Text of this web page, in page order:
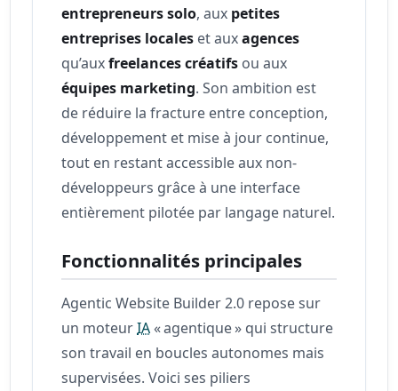
entrepreneurs solo, aux petites
entreprises locales et auxagences
qu’auxfreelances créatifs ou aux
équipes marketing. Son ambition est
de réduire la fracture entre conception,
développement et mise à jour continue,
tout en restant accessible aux non-
développeurs grâce à une interface
entièrement pilotée par langage naturel.
Fonctionnalités principales
Agentic Website Builder 2.0 repose sur
un moteurIA« agentique » qui structure
son travail en boucles autonomes mais
supervisées. Voici ses piliers